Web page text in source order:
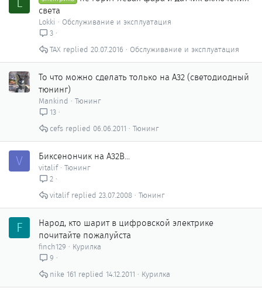
света
Lokki
Обслуживание и эксплуатация
3
Обслуживание и эксплуатация
20.07.2016
ТАХ
То что можно сделать только на А32 (светодиодный
тюнинг)
Mankind
Тюнинг
13
Тюнинг
06.06.2011
cefs
V Биксенончик на A32B...
vitalif Тюнинг
2
Тюнинг
23.07.2008
vitalif
F
Народ, кто шарит в цифровской электрике
почитайте пожалуйста
finch129
Курилка
9
Курилка
14.12.2011
nike 161